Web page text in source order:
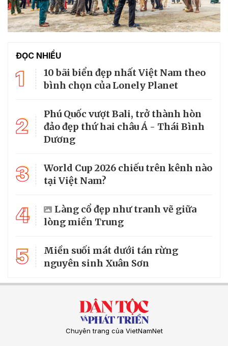
ĐỌC NHIỀU
1
10 bãi biển đẹp nhất Việt Nam theo
bình chọn của Lonely Planet
2
Phú Quốc vượt Bali, trở thành hòn
đảo đẹp thứ hai châu Á - Thái Bình
Dương
3
World Cup 2026 chiếu trên kênh nào
tại Việt Nam?
4
Làng cổ đẹp như tranh vẽ giữa
lòng miền Trung
5
Miền suối mát dưới tán rừng
nguyên sinh Xuân Sơn
Chuyên trang của VietNamNet